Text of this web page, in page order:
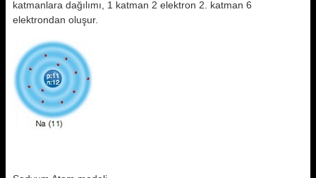
katmanlara dağılımı, 1 katman 2 elektron 2. katman 6
elektrondan oluşur.